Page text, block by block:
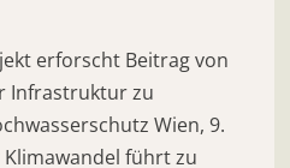
erforscht Beitrag von
Infrastruktur zu
Wien, 9.
Klimawandel führt zu